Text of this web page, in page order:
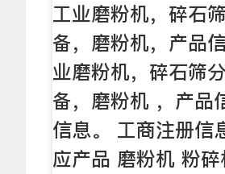
工业磨粉机，碎石
备，磨粉机，产品
业磨粉机，碎石筛
备，磨粉机 ，产品
信息。 工商注册信
应产品 磨粉机 粉